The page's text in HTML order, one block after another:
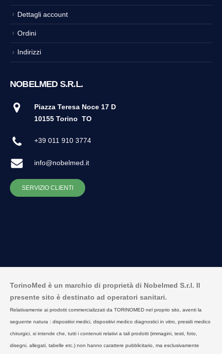
Dettagli account
Ordini
Indirizzi
NOBELMED S.R.L.
Piazza Teresa Noce 17 D
10155 Torino TO
+39 011 910 3774
info@nobelmed.it
SERVIZIO CLIENTI
TorinoMed è un marchio di proprietà di Nobelmed S.r.l. Il
presente sito è destinato ad operatori sanitari.
Relativamente ai prodotti commercializzati da TORINOMED nel proprio sito, aventi la
seguente natura : dispositivi medici, dispositivi medico diagnostici in vitro, presidi medico
chirurgici, si intende che, tutti i contenuti relativi a tali prodotti (immagini, testi, foto,
disegni, allegati, tabelle etc.) non hanno carattere pubblicitario, ma esclusivamente